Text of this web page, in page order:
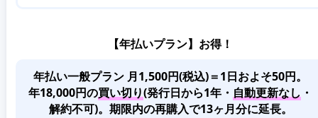
【年払いプラン】お得！
年払い一般プラン 月1,500円(税込)＝1日およそ50円。
年18,000円の買い切り(発行日から1年・ 自動更新なし ・
解約不可)。期限内の再購入で13ヶ月分に延長。